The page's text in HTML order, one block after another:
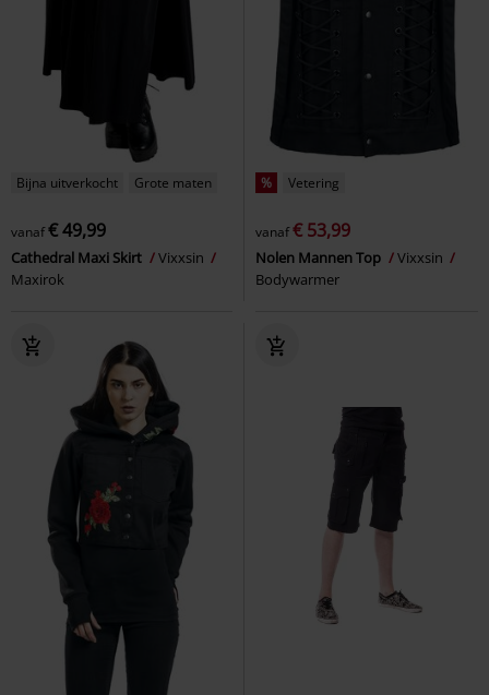
Bijna uitverkocht Grote maten
vanaf€ 49,99
Cathedral Maxi Skirt
Vixxsin
Maxirok
% Vetering
vanaf€ 53,99
Nolen Mannen Top
Vixxsin
Bodywarmer